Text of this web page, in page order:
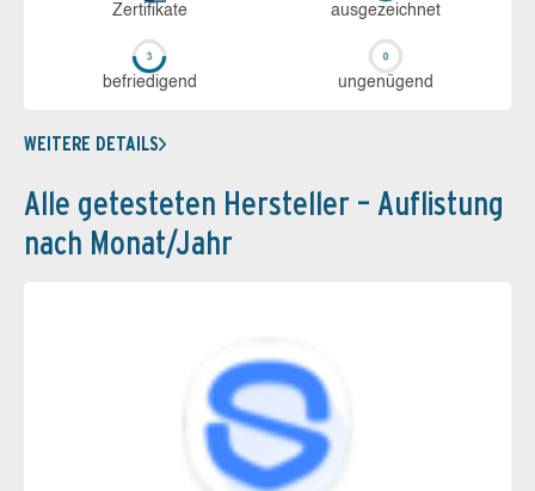
Zerti­fikate aus­ge­zeich­net
be­frie­di­gend un­ge­nü­gend
WEITERE DETAILS
Alle getesteten Hersteller – Auflistung
nach Monat/Jahr